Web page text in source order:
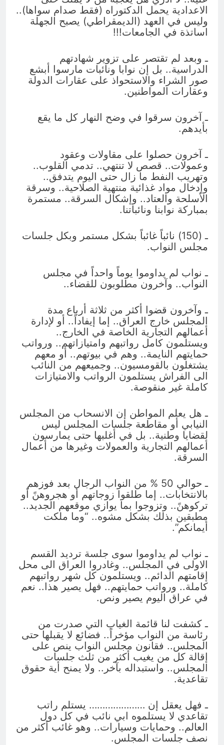
الاعدادية يحمل الدكتوراه (فقط صدام سواها)..
وليس في العهد (الديمقراطي) يصبح الجهلة
اساتذة في الجامعات!!!
ـ وبعد لم تقتصر على تزوير شهادتهم
الدراسية.. بل إن نوابا ونائبات مارسوا أبشع
صور الشراء والاستحواذ على عقارات الدولة
وعقارات المواطنين.
ـ آخرون سرقوا في وضح النهار كل ما يقع
بأيدهم.
ـ آخرون حصلوا على مقاولات وعقود
وعمولات.. قصص لا تنتهي.. تدمي القلوب..
وتهريب النفط ما زال حتى اليوم يتدفق..
وإدخال مواد غذائية منتهية الصلاحية.. وسرقة
الأسلحة والعتاد.. وإشكال السرقة.. مستمرة
بمباركة نوابنا ونائباتنا.
ـ (150) نائباً غائباً بشكل مستمر وبكل جلسات
مجلس النواب.
ـ نواب لم يداوموا يوماً واحداً في مجلس
النواب.. وآخرون مطلوبون للقضاء..
ـ وآخرون قضوا أكثر من ثلاثة أرباع مدة
المجلس خارج العراق.. إما إيفاداً.. أو لإدارة
أعمالهم التجارية الخاصة في الخارج..
ويستلمون كامل رواتبهم وامتيازاتهم.. ورواتب
حمايتهم النايمة.. وهم في بيوتهم.. أو معهم
يشتغلون بالقومسيون.. وجميعهم من النائب
الى الفراش يستلمون الرواتب والامتيازات
كاملة غير منقوصة.
ـ هل يعلم المواطن إن الانسحاب من المجلس
النيابي أو مقاطعة جلسات المجلس ليس
لقضايا وطنية.. بل في أغلبها حتى يمارسون
أعمالهم التجارية والعمولات وغيرها من أعمال
السرقة.
ـ حوالي 50 % من النواب الرجال بعد فوزهم
بالانتخابات.. إما طلقوا زوجاتهم أو هجروهنً أو
تركوهنً.. وتزوجوا بما يوازي موقعهم الجديد..
مطبقين بذلك بشكل مشوه.. “وما ملكت
أيمانكم”.
ـ نواب لم يداوموا سوى جلسة ترديد القسم
الاولى في المجلس.. وغادروا العراق الى محل
إقامتهم الدائم.. ويستلمون كل شهر رواتبهم
كاملة.. ورواتب حمايتهم.. فهل يصير هذا.. نعم
في عراق اليوم يصير ونص.
ـ كشفت لنا قائمة الغياب التي صدرت من
رئاسة من النواب مؤخراً.. فضائع لا يقبلها حتى
المجلس.. فقانون مجلس النواب ينص على
إقالة كل من يغيب أكثر من ثلث جلسات
المجلس.. واستبداله بآخر.. ولا يمنح أية حقوق
تقاعدية.
ـ فهل يعقل إن ………………… يستلم راتب
تقاعدي لا يستلموه ابي نائب في كل دول
العالم.. وحمايات وسيارات.. وهو غائب أكثر من
نصف جلسات المجلس.